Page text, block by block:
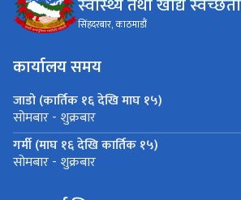
सिंहदरबार, काठमाडौं
कार्यालय समय
जाडो (कार्तिक १६ देखि माघ १५)
सोमबार - शुक्रबार
गर्मी (माघ १६ देखि कार्तिक १५)
सोमबार - शुक्रबार